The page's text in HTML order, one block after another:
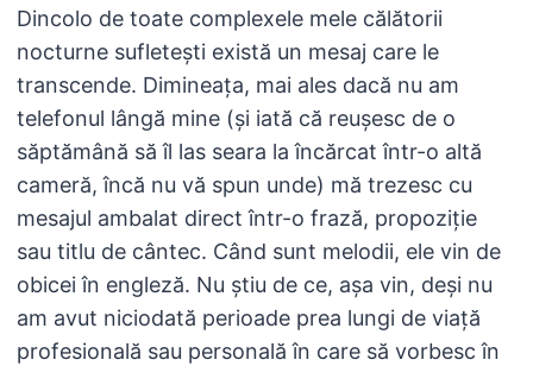
Dincolo de toate complexele mele călătorii
nocturne sufletești există un mesaj care le
transcende. Dimineața, mai ales dacă nu am
telefonul lângă mine (și iată că reușesc de o
săptămână să îl las seara la încărcat într-o altă
cameră, încă nu vă spun unde) mă trezesc cu
mesajul ambalat direct într-o frază, propoziție
sau titlu de cântec. Când sunt melodii, ele vin de
obicei în engleză. Nu știu de ce, așa vin, deși nu
am avut niciodată perioade prea lungi de viață
profesională sau personală în care să vorbesc în